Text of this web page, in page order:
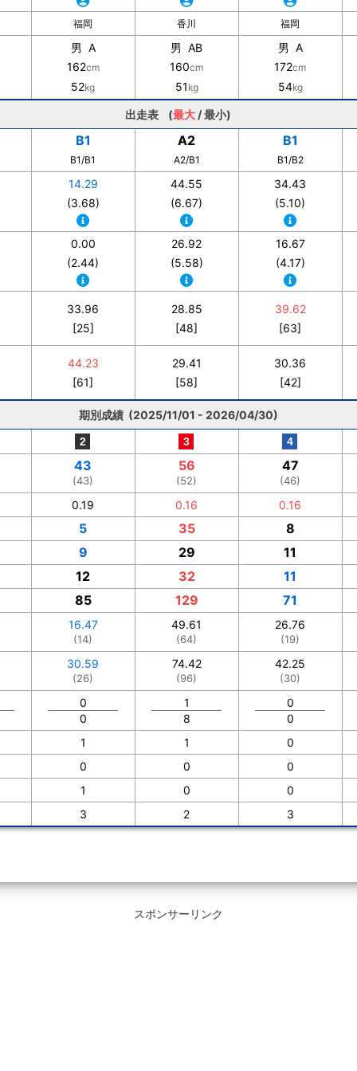
福岡 香川 福岡
男 A
162cm
52kg
男 AB
160cm
51 kg
男 A
172cm
54kg
出走表 (最大 /最小)
B1
B1/B1
A2
A2/B1
B1
B1/B2
14.29
(3.68)
44.55
(6.67)
34.43
(5.10)
0.00
(2.44)
26.92
(5.58)
16.67
(4.17)
33.96
[25]
28.85
[48]
39.62
[63]
44.23
[61]
29.41
[58]
30.36
[42]
期別成績 (2025/11/01 - 2026/04/30)
43
(43)
56
(52)
47
(46)
0.19 0.16 0.16
5 35
8
9
29
11
12
32
11
85
129 71
16.47
(14)
49.61
(64)
26.76
(19)
30.59
(26)
74.42
(96)
42.25
(30)
0
0
1
8
0
0
1
1
0
0
0
0
1
0
0
3
2 3
スポンサーリンク